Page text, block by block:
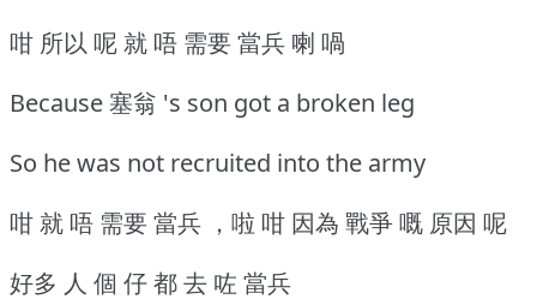
咁 所以 呢 就 唔 需要 當兵 喇 喎
Because 塞翁 's son got a broken leg
So he was not recruited into the army
咁 就 唔 需要 當兵 ，啦 咁 因為 戰爭 嘅 原因 呢
好多 人 個 仔 都 去 咗 當兵